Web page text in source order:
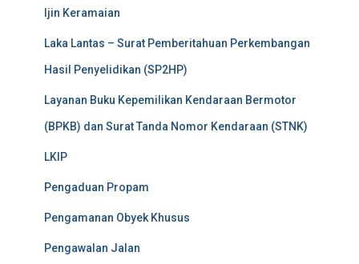
Ijin Keramaian
Laka Lantas – Surat Pemberitahuan Perkembangan
Hasil Penyelidikan (SP2HP)
Layanan Buku Kepemilikan Kendaraan Bermotor
(BPKB) dan Surat Tanda Nomor Kendaraan (STNK)
LKIP
Pengaduan Propam
Pengamanan Obyek Khusus
Pengawalan Jalan